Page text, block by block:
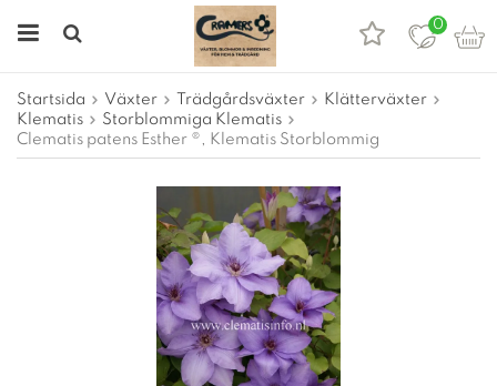
0
Startsida Växter Trädgårdsväxter
Klätterväxter
Klematis
Storblommiga Klematis
Clematis patens Esther ®, Klematis Storblommig